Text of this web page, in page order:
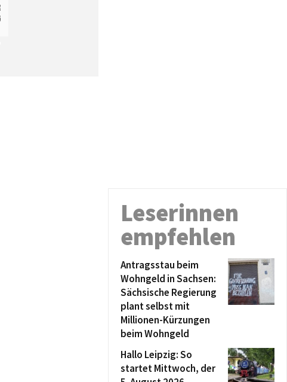
Leserinnen
empfehlen
Antragsstau beim
Wohngeld in Sachsen:
Sächsische Regierung
plant selbst mit
Millionen-Kürzungen
beim Wohngeld
Hallo Leipzig: So
startet Mittwoch, der